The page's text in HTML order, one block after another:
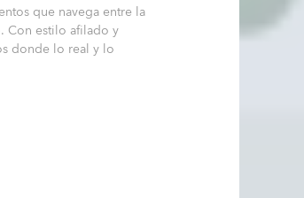
que navega entre la
Con estilo afilado y
donde lo real y lo